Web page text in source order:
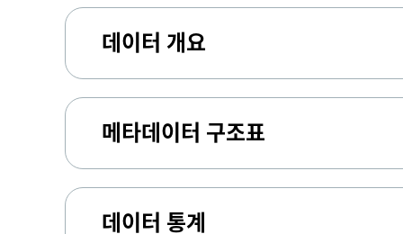
데이터 개요
메타데이터 구조표
데이터 통계